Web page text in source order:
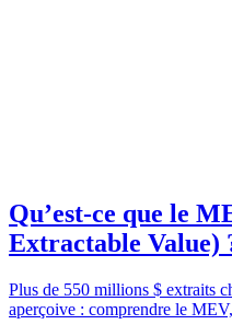
Qu’est-ce que le
Extractable Value)
Plus de 550 millions $ extraits
aperçoive : comprendre le